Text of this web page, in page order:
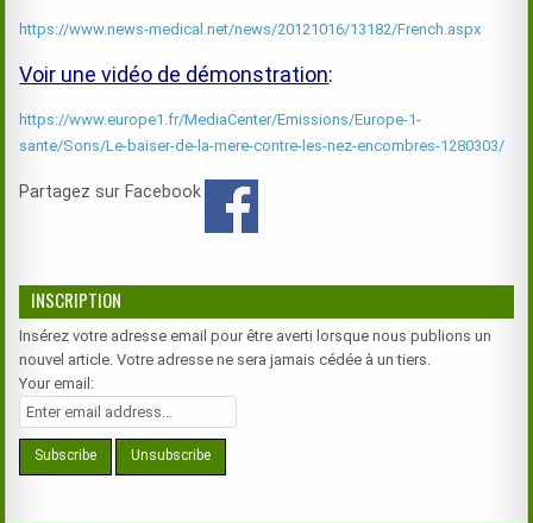
https://www.news-medical.net/news/20121016/13182/French.aspx
Voir une vidéo de démonstration:
https://www.europe1.fr/MediaCenter/Emissions/Europe-1-
sante/Sons/Le-baiser-de-la-mere-contre-les-nez-encombres-1280303/
Partagez sur Facebook
INSCRIPTION
Insérez votre adresse email pour être averti lorsque nous publions un
nouvel article. Votre adresse ne sera jamais cédée à un tiers.
Your email: